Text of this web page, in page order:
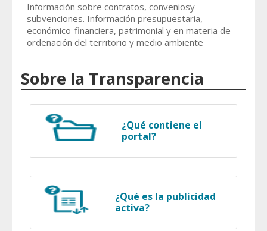
Información sobre contratos, conveniosy
subvenciones. Información presupuestaria,
económico-financiera, patrimonial y en materia de
ordenación del territorio y medio ambiente
Sobre la Transparencia
¿Qué contiene el
portal?
¿Qué es la publicidad
activa?